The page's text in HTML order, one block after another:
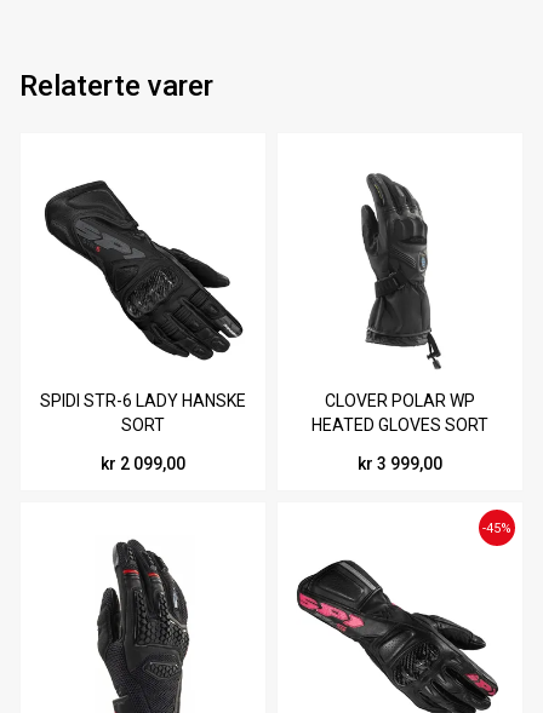
Relaterte varer
SPIDI STR-6 LADY HANSKE
SORT
kr 2 099,00
CLOVER POLAR WP
HEATED GLOVES SORT
kr 3 999,00
-45%